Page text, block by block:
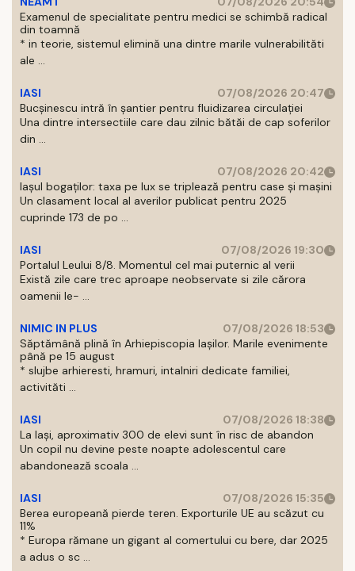
Examenul de specialitate pentru medici se schimbă radical
din toamnă
* in teorie, sistemul elimină una dintre marile vulnerabilităti
ale ...
IASI
07/08/2026 20:47
Bucșinescu intră în șantier pentru fluidizarea circulației
Una dintre intersectiile care dau zilnic bătăi de cap soferilor
din ...
IASI
07/08/2026 20:42
Iașul bogaților: taxa pe lux se triplează pentru case și mașini
Un clasament local al averilor publicat pentru 2025
cuprinde 173 de po ...
IASI
07/08/2026 19:30
Portalul Leului 8/8. Momentul cel mai puternic al verii
Există zile care trec aproape neobservate si zile cărora
oamenii le- ...
NIMIC IN PLUS
07/08/2026 18:53
Săptămână plină în Arhiepiscopia Iașilor. Marile evenimente
până pe 15 august
* slujbe arhieresti, hramuri, intalniri dedicate familiei,
activităti ...
IASI
07/08/2026 18:38
La Iași, aproximativ 300 de elevi sunt în risc de abandon
Un copil nu devine peste noapte adolescentul care
abandonează scoala ...
IASI
07/08/2026 15:35
Berea europeană pierde teren. Exporturile UE au scăzut cu
11%
* Europa rămane un gigant al comertului cu bere, dar 2025
a adus o sc ...